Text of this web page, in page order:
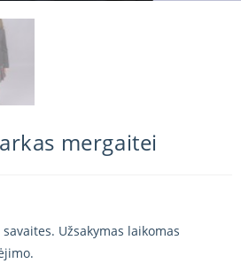
mergaitei
Užsakymas laikomas